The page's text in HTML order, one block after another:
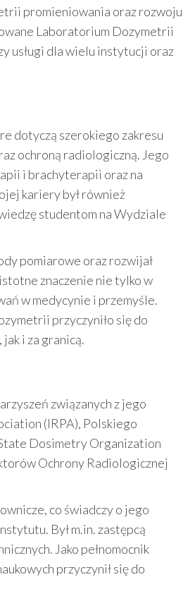
promieniowania oraz rozwoju
Laboratorium Dozymetrii
usługi dla wielu instytucji oraz
dotyczą szerokiego zakresu
ochroną radiologiczną. Jego
i brachyterapii oraz na
kariery był również
studentom na Wydziale
pomiarowe oraz rozwijał
znaczenie nie tylko w
w medycynie i przemyśle.
przyczyniło się do
i za granicą.
związanych z jego
(IRPA), Polskiego
Dosimetry Organization
Ochrony Radiologicznej
co świadczy o jego
Był m.in. zastępcą
Jako pełnomocnik
przyczynił się do